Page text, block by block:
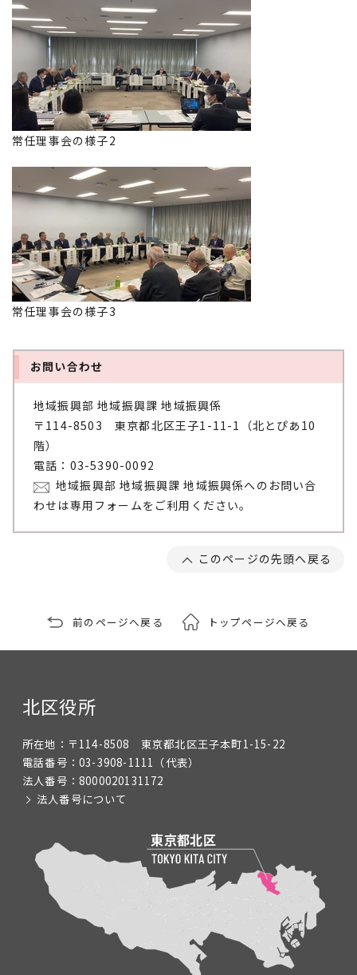
常任理事会の様子2
常任理事会の様子3
お問い合わせ
地域振興部 地域振興課 地域振興係
〒114-8503 東京都北区王子1-11-1（北とぴあ10
階）
電話：03-5390-0092
地域振興部 地域振興課 地域振興係へのお問い合
わせは専用フォームをご利用ください。
このページの先頭へ戻る
前のページへ戻る トップページへ戻る
北区役所
所在地： 〒114-8508 東京都北区王子本町1-15-22
電話番号： 03-3908-1111 （代表）
法人番号： 8000020131172
法人番号について